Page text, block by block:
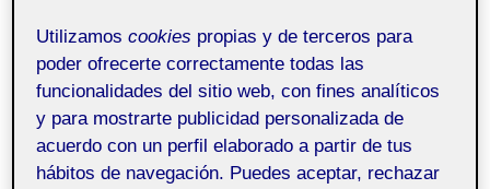
los Misterios Subacuático
Animación - Aula 1 Pública
Reproductor
Utilizamoscookies propias y de terceros para
poder ofrecerte correctamente todas las
funcionalidades del sitio web, con fines analíticos
y para mostrarte publicidad personalizada de
acuerdo con un perfil elaborado a partir de tus
hábitos de navegación. Puedes aceptar, rechazar